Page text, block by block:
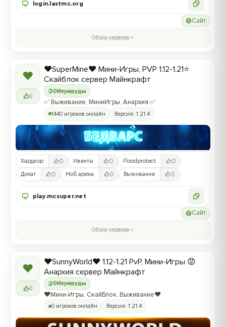
login.lastmc.org
Сайт
Обзор сервера
❤
0
0Изумруды
❤️SuperMine❤️ Мини-Игры, PVP 1.12-1.21⭐
Скайблок сервер Майнкрафт
✅ Выживание, МиниИгры, Анархия ✅
1440 игроков онлайн Версия: 1.21.4
Хардкор 0 Ивенты 0 Floodprotect 0
Донат 0 Моб арена 0 Выживание 0
play.mcsuper.net
Сайт
Обзор сервера
❤
0
0 Изумруды
❤️SunnyWorld❤️ 1.12-1.21 PvP, Мини-Игры 😡
Анархия сервер Майнкрафт
❤️Мини-Игры, СкайБлок, Выживание❤️
0 игроков онлайн Версия: 1.21.4